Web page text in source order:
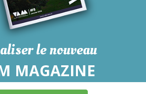
le nouveau
MAGAZINE